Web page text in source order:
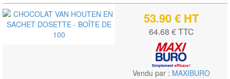
53.90 € HT
64.68 € TTC
Vendu par : MAXIBURO